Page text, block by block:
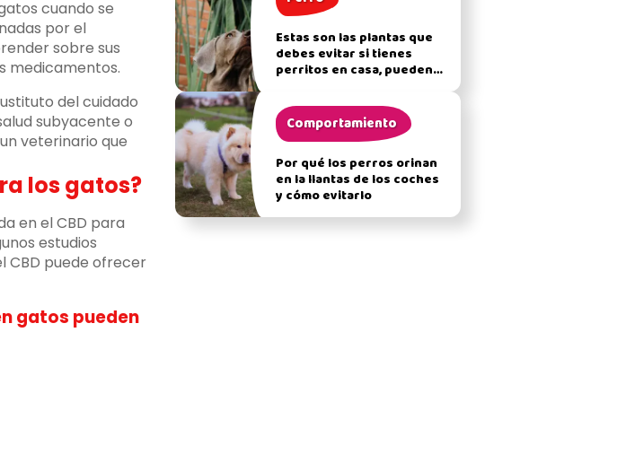
cuando se
por el
sobre sus
medicamentos.
del cuidado
subyacente o
veterinario que
los gatos?
en el CBD para
estudios
CBD puede ofrecer
gatos pueden
Estas son las plantas que
debes evitar si tienes
perritos en casa, pueden
Comportamiento
Por qué los perros orinan
en la llantas de los coches
y cómo evitarlo